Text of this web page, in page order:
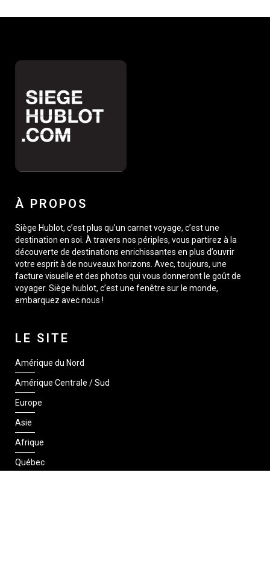
À PROPOS
Siège Hublot, c’est plus qu’un carnet voyage, c’est une
destination en soi. À travers nos périples, vous partirez à la
découverte de destinations enrichissantes en plus d’ouvrir
votre esprit à de nouveaux horizons. Avec, toujours, une
facture visuelle et des photos qui vous donneront le goût de
voyager. Siège hublot, c’est une fenêtre sur le monde,
embarquez avec nous !
LE SITE
Amérique du Nord
Amérique Centrale / Sud
Europe
Asie
Afrique
Québec